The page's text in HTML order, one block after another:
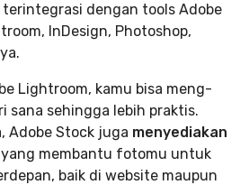
terintegrasi dengan tools Adobe
InDesign, Photoshop,
Lightroom, kamu bisa meng-
sana sehingga lebih praktis.
Adobe Stock juga menyediakan
yang membantu fotomu untuk
baik di website maupun